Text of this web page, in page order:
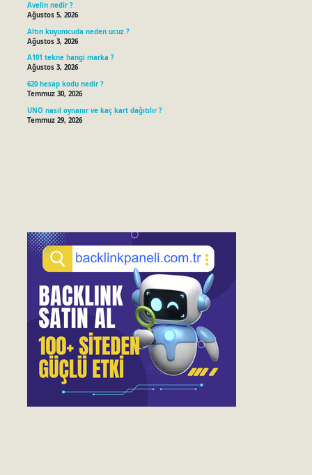
Avelin nedir ?
Ağustos 5, 2026
Altın kuyumcuda neden ucuz ?
Ağustos 3, 2026
A101 tekne hangi marka ?
Ağustos 3, 2026
620 hesap kodu nedir ?
Temmuz 30, 2026
UNO nasıl oynanır ve kaç kart dağıtılır ?
Temmuz 29, 2026